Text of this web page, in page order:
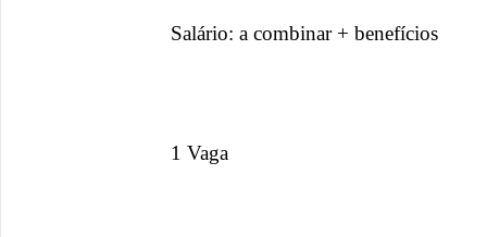
Salário: a combinar + benefícios
1 Vaga